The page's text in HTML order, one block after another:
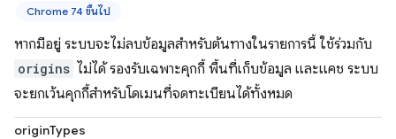
Chrome 74 ขึ้นไป
หากมีอยู่ ระบบจะไม่ลบข้อมูลสำหรับต้นทางในรายการนี้ ใช้ร่วมกับ
origins ไม่ได้ รองรับเฉพาะคุกกี้ พื้นที่เก็บข้อมูล และแคช ระบบ
จะยกเว้นคุกกี้สำหรับโดเมนที่จดทะเบียนได้ทั้งหมด
originTypes